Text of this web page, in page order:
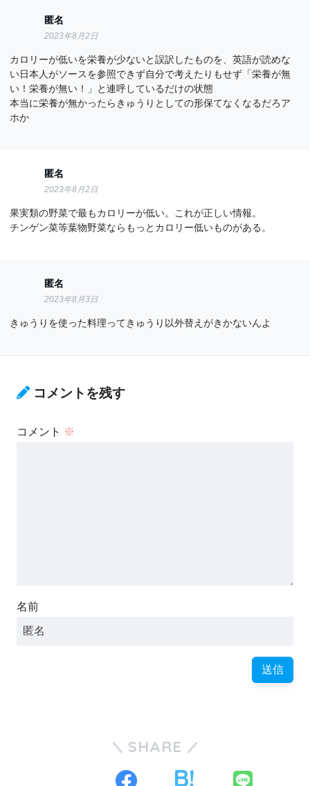
匿名
2023年8月2日
カロリーが低いを栄養が少ないと誤訳したものを、英語が読めな
い日本人がソースを参照できず自分で考えたりもせず「栄養が無
い！栄養が無い！」と連呼しているだけの状態
本当に栄養が無かったらきゅうりとしての形保てなくなるだろア
ホか
匿名
2023年8月2日
果実類の野菜で最もカロリーが低い。これが正しい情報。
チンゲン菜等葉物野菜ならもっとカロリー低いものがある。
匿名
2023年8月3日
きゅうりを使った料理ってきゅうり以外替えがきかないんよ
コメントを残す
コメント ※
名前
SHARE